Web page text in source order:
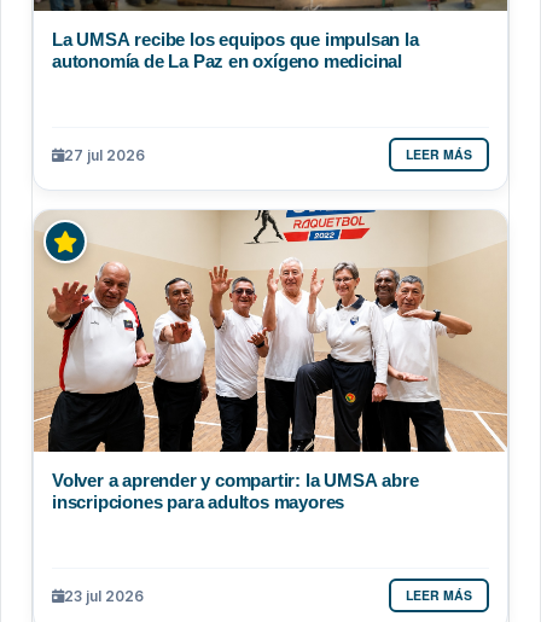
La UMSA recibe los equipos que impulsan la
autonomía de La Paz en oxígeno medicinal
27 jul 2026 LEER MÁS
Volver a aprender y compartir: la UMSA abre
inscripciones para adultos mayores
23 jul 2026 LEER MÁS